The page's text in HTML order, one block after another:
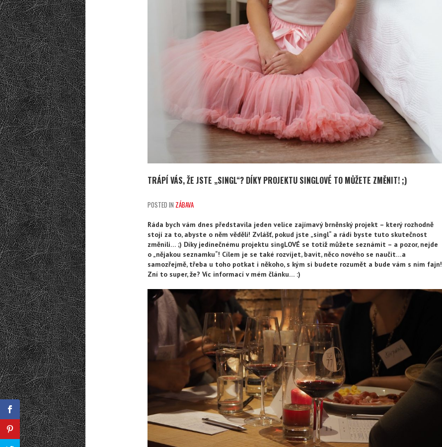
TRÁPÍ VÁS, ŽE JSTE „SINGL“? DÍKY PROJEKTU SINGLOVÉ TO MŮŽETE ZMĚNIT! ;)
POSTED IN ZÁBAVA
Ráda bych vám dnes představila jeden velice zajímavý brněnský projekt – který rozhodně
stojí za to, abyste o něm věděli! Zvlášť, pokud jste „singl“ a rádi byste tuto skutečnost
změnili… ;) Díky jedinečnému projektu singLOVÉ se totiž můžete seznámit – a pozor, nejde
o „nějakou seznamku“! Cílem je se také rozvíjet, bavit, něco nového se naučit…a
samozřejmě, třeba u toho potkat i někoho, s kým si budete rozumět a bude vám s ním fajn!
Zní to super, že? Víc informací v mém článku… :)